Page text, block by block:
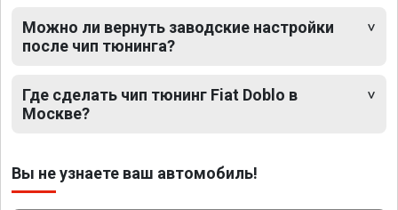
Можно ли вернуть заводские настройки
после чип тюнинга?
Где сделать чип тюнинг Fiat Doblo в
Москве?
Вы не узнаете ваш автомобиль!